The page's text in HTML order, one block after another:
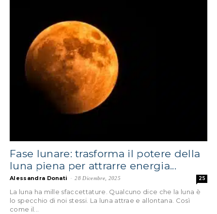
Fase lunare: trasforma il potere della
luna piena per attrarre energia...
Alessandra Donati - 28 Dicembre, 2025 25
La luna ha mille sfaccettature. Qualcuno dice che la luna è
lo specchio di noi stessi. La luna attrae e allontana. Così
come il...